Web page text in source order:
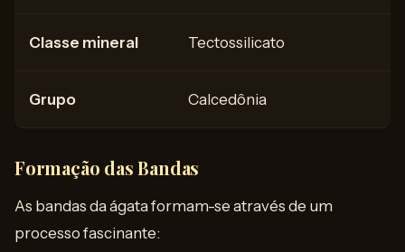
Classe mineral Tectossilicato
Grupo Calcedônia
Formação das Bandas
As bandas da ágata formam-se através de um
processo fascinante: